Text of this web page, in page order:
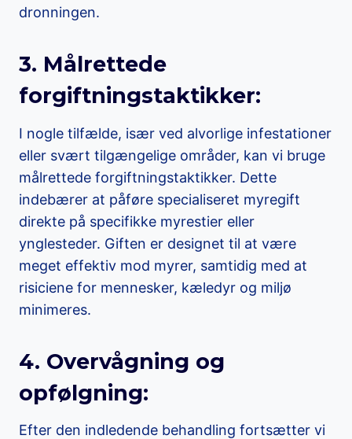
dronningen.
3. Målrettede
forgiftningstaktikker:
I nogle tilfælde, især ved alvorlige infestationer
eller svært tilgængelige områder, kan vi bruge
målrettede forgiftningstaktikker. Dette
indebærer at påføre specialiseret myregift
direkte på specifikke myrestier eller
ynglesteder. Giften er designet til at være
meget effektiv mod myrer, samtidig med at
risiciene for mennesker, kæledyr og miljø
minimeres.
4. Overvågning og
opfølgning:
Efter den indledende behandling fortsætter vi